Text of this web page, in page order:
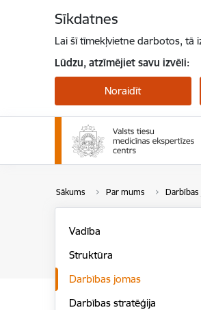
Sīkdatnes
Lai šī tīmekļvietne darbotos, tā
Lūdzu, atzīmējiet savu izvēli:
Noraidīt
Sākums Par mums Darbības
Vadība
Struktūra
Darbības jomas
Darbības stratēģija